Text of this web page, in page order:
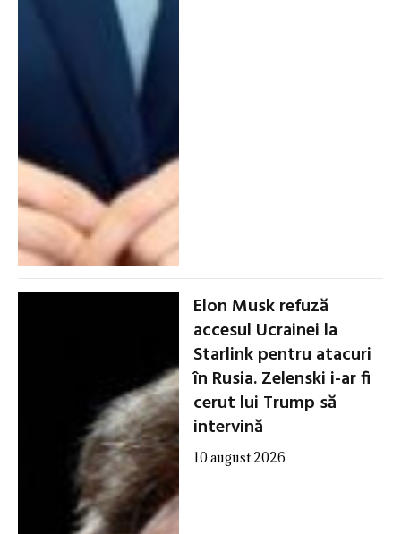
Elon Musk refuză
accesul Ucrainei la
Starlink pentru atacuri
în Rusia. Zelenski i-ar fi
cerut lui Trump să
intervină
10 august 2026